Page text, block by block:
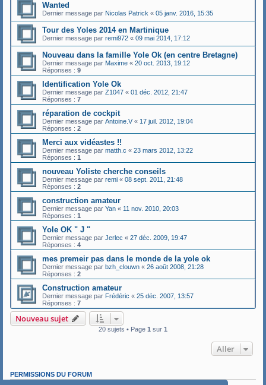
Wanted
Dernier message par Nicolas Patrick « 05 janv. 2016, 15:35
Tour des Yoles 2014 en Martinique
Dernier message par remi972 « 09 mai 2014, 17:12
Nouveau dans la famille Yole Ok (en centre Bretagne)
Dernier message par Maxime « 20 oct. 2013, 19:12
Réponses : 9
Identification Yole Ok
Dernier message par Z1047 « 01 déc. 2012, 21:47
Réponses : 7
réparation de cockpit
Dernier message par Antoine.V« 17 juil. 2012, 19:04
Réponses : 2
Merci aux vidéastes !!
Dernier message par matth.c « 23 mars 2012, 13:22
Réponses : 1
nouveau Yoliste cherche conseils
Dernier message par remi « 08 sept. 2011, 21:48
Réponses : 2
construction amateur
Dernier message par Yan « 11 nov. 2010, 20:03
Réponses : 1
Yole OK " J "
Dernier message par Jerlec « 27 déc. 2009, 19:47
Réponses : 4
mes premeir pas dans le monde de la yole ok
Dernier message par bzh_clouwn « 26 août 2008, 21:28
Réponses : 2
Construction amateur
Dernier message par Frédéric « 25 déc. 2007, 13:57
Réponses : 7
Nouveau sujet
20 sujets • Page 1 sur 1
Aller
PERMISSIONS DU FORUM